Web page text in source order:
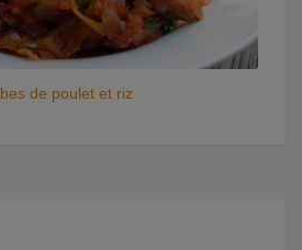
de poulet et riz